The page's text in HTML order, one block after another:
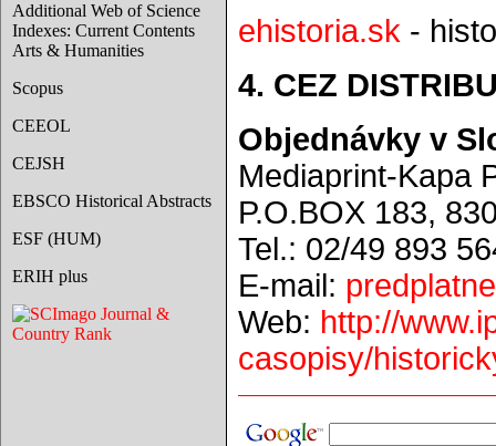
Additional Web of Science
Indexes: Current Contents
Arts & Humanities
Scopus
CEEOL
CEJSH
EBSCO Historical Abstracts
ESF (HUM)
ERIH plus
ehistoria.sk -
4. CEZ
Objednávky v
Mediaprint-Kapa
P.O.BOX 183,
Tel.: 02/49 893
E-mail:
Web: http://
casopisy/